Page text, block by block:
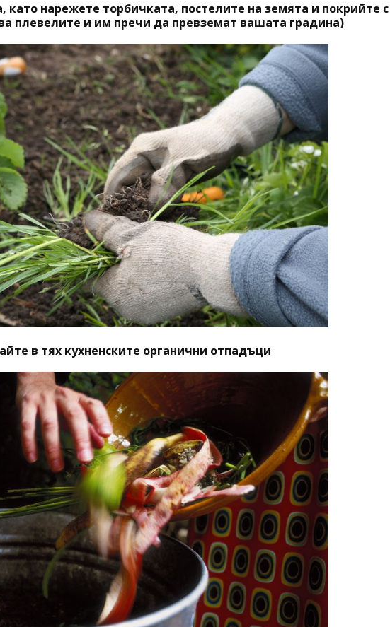
като нарежете торбичката, постелите на земята и покрийте с
плевелите и им пречи да превземат вашата градина)
в тях кухненските органични отпадъци